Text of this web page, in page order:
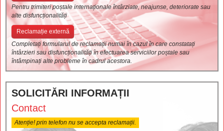
Pentru trimiteri poștale internaționale întârziate, neajunse, deteriorate sau
alte disfuncționalități
Reclamație externă
Completați formularul de reclamații numai în cazul în care constatați
întârzieri sau disfuncționalități în efectuarea serviciilor poștale sau
întâmpinați alte probleme în cadrul acestora.
SOLICITĂRI INFORMAȚII
Contact
Atenție! prin telefon nu se accepta reclamații.